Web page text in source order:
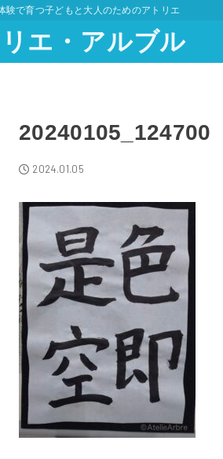
験で育つ子どもと大人のためのアトリエ
エ・アルブル
20240105_124700
2024.01.05